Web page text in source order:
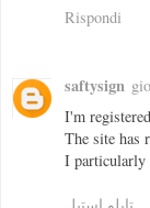
Rispondi
saftysign
I'm registered
The site has
I particularly